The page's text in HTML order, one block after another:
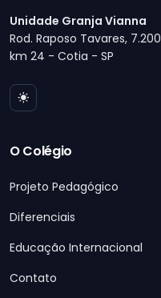
Unidade Granja Vianna
Rod. Raposo Tavares, 7.200
km 24 - Cotia - SP
O Colégio
Projeto Pedagógico
Diferenciais
Educação Internacional
Contato